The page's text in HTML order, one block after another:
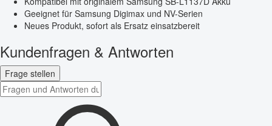
Geeignet für Samsung Digimax und NV-Serien
Neues Produkt, sofort als Ersatz einsatzbereit
Kundenfragen & Antworten
Frage stellen